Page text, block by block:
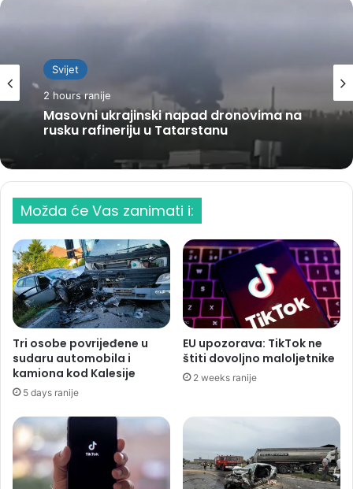
Svijet
2 hours ranije
Masovni ukrajinski napad dronovima na
rusku rafineriju u Tatarstanu
Možda će Vas zanimati i:
Tri osobe povrijeđene u
sudaru automobila i
kamiona kod Kalesije
5 days ranije
EU upozorava: TikTok ne
štiti dovoljno maloljetnike
2 weeks ranije